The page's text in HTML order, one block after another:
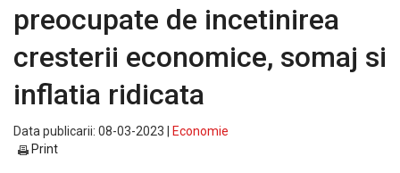
preocupate de incetinirea
cresterii economice, somaj si
inflatia ridicata
Data publicarii: 08-03-2023 |
Economie
Print